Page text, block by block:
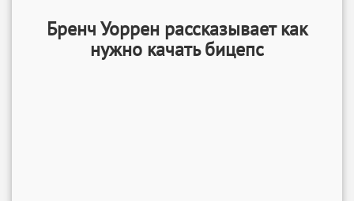
Бренч Уоррен рассказывает как
нужно качать бицепс